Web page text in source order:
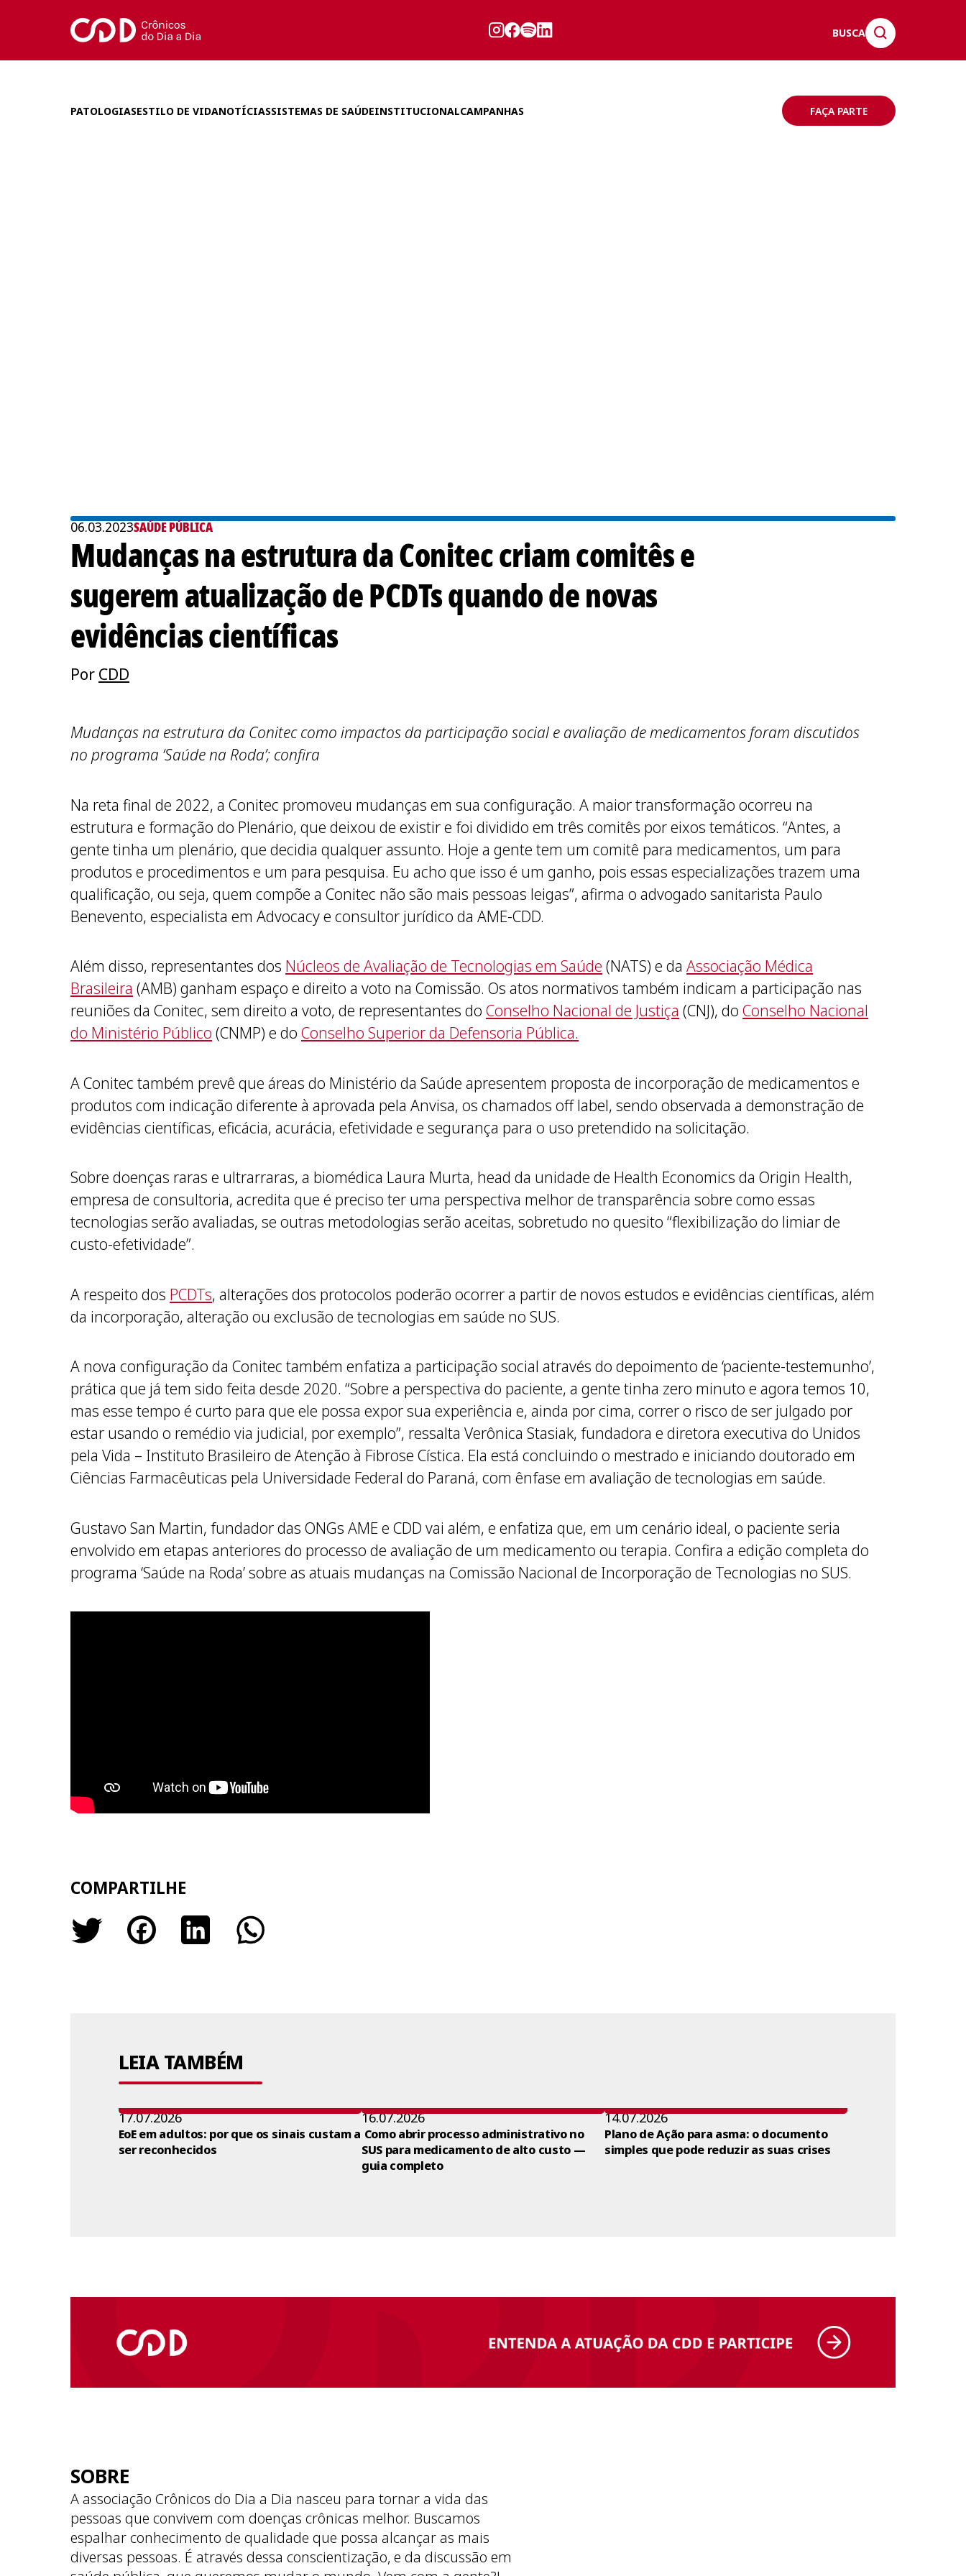
BUSCA
PATOLOGIASESTILO DE VIDANOTÍCIASSISTEMAS DE SAÚDEINSTITUCIONALCAMPANHAS FAÇA PARTE
06.03.2023SAÚDE PÚBLICA
Mudanças na estrutura da Conitec criam comitês e
sugerem atualização de PCDTs quando de novas
evidências científicas
Por CDD
Mudanças na estrutura da Conitec como impactos da participação social e avaliação de medicamentos foram discutidos
no programa ‘Saúde na Roda’; confira
Na reta final de 2022, a Conitec promoveu mudanças em sua configuração. A maior transformação ocorreu na
estrutura e formação do Plenário, que deixou de existir e foi dividido em três comitês por eixos temáticos. “Antes, a
gente tinha um plenário, que decidia qualquer assunto. Hoje a gente tem um comitê para medicamentos, um para
produtos e procedimentos e um para pesquisa. Eu acho que isso é um ganho, pois essas especializações trazem uma
qualificação, ou seja, quem compõe a Conitec não são mais pessoas leigas”, afirma o advogado sanitarista Paulo
Benevento, especialista em Advocacy e consultor jurídico da AME-CDD.
Além disso, representantes dos Núcleos de Avaliação de Tecnologias em Saúde (NATS) e daAssociação Médica
Brasileira (AMB) ganham espaço e direito a voto na Comissão. Os atos normativos também indicam a participação nas
reuniões da Conitec, sem direito a voto, de representantes doConselho Nacional de Justiça (CNJ), doConselho Nacional
do Ministério Público (CNMP) e doConselho Superior da Defensoria Pública.
A Conitec também prevê que áreas do Ministério da Saúde apresentem proposta de incorporação de medicamentos e
produtos com indicação diferente à aprovada pela Anvisa, os chamados off label, sendo observada a demonstração de
evidências científicas, eficácia, acurácia, efetividade e segurança para o uso pretendido na solicitação.
Sobre doenças raras e ultrarraras, a biomédica Laura Murta, head da unidade de Health Economics da Origin Health,
empresa de consultoria, acredita que é preciso ter uma perspectiva melhor de transparência sobre como essas
tecnologias serão avaliadas, se outras metodologias serão aceitas, sobretudo no quesito “flexibilização do limiar de
custo-efetividade”.
A respeito dos PCDTs, alterações dos protocolos poderão ocorrer a partir de novos estudos e evidências científicas, além
da incorporação, alteração ou exclusão de tecnologias em saúde no SUS.
A nova configuração da Conitec também enfatiza a participação social através do depoimento de ‘paciente-testemunho’,
prática que já tem sido feita desde 2020. “Sobre a perspectiva do paciente, a gente tinha zero minuto e agora temos 10,
mas esse tempo é curto para que ele possa expor sua experiência e, ainda por cima, correr o risco de ser julgado por
estar usando o remédio via judicial, por exemplo”, ressalta Verônica Stasiak, fundadora e diretora executiva do Unidos
pela Vida – Instituto Brasileiro de Atenção à Fibrose Cística. Ela está concluindo o mestrado e iniciando doutorado em
Ciências Farmacêuticas pela Universidade Federal do Paraná, com ênfase em avaliação de tecnologias em saúde.
Gustavo San Martin, fundador das ONGs AME e CDD vai além, e enfatiza que, em um cenário ideal, o paciente seria
envolvido em etapas anteriores do processo de avaliação de um medicamento ou terapia. Confira a edição completa do
programa ‘Saúde na Roda’ sobre as atuais mudanças na Comissão Nacional de Incorporação de Tecnologias no SUS.
COMPARTILHE
LEIA TAMBÉM
17.07.2026
EoE em adultos: por que os sinais custam a
ser reconhecidos
16.07.2026
Como abrir processo administrativo no
SUS para medicamento de alto custo —
guia completo
14.07.2026
Plano de Ação para asma: o documento
simples que pode reduzir as suas crises
SOBRE
A associação Crônicos do Dia a Dia nasceu para tornar a vida das
pessoas que convivem com doenças crônicas melhor. Buscamos
espalhar conhecimento de qualidade que possa alcançar as mais
diversas pessoas. É através dessa conscientização, e da discussão em